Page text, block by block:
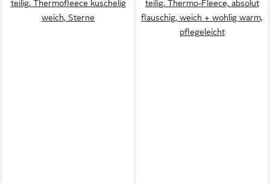
teilig, Thermofleece kuschelig
weich, Sterne
teilig, Thermo-Fleece, absolut
flauschig, weich + wohlig warm,
pflegeleicht